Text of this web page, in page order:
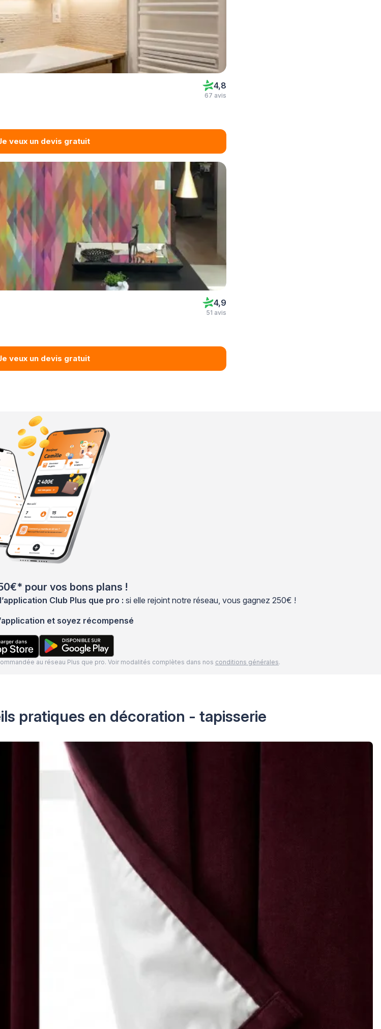
4,8
67 avis
veux un devis gratuit
4,9
51 avis
veux un devis gratuit
pour vos bons plans !
Club Plus que pro : si elle rejoint notre réseau, vous gagnez 250€ !
et soyez récompensé
au réseau Plus que pro. Voir modalités complètes dans nos conditions générales.
pratiques en décoration - tapisserie